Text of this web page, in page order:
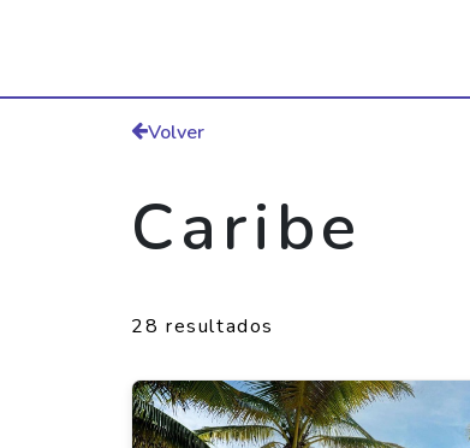
Volver
Caribe
28 resultados